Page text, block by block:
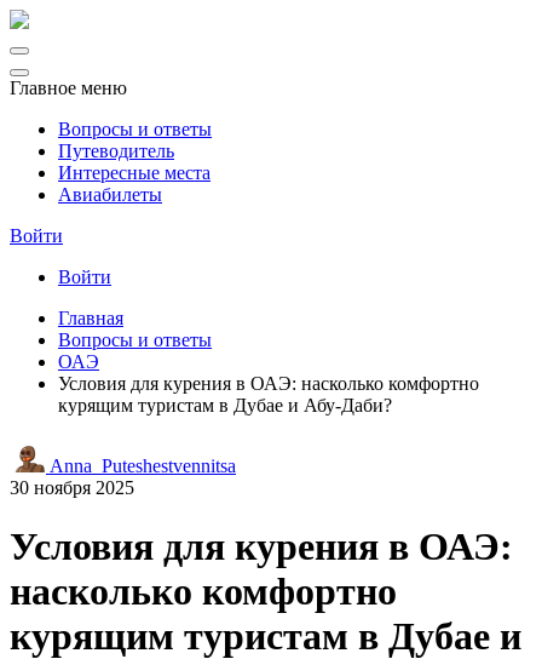
Главное меню
Вопросы и ответы
Путеводитель
Интересные места
Авиабилеты
Войти
Войти
Главная
Вопросы и ответы
ОАЭ
Условия для курения в ОАЭ: насколько комфортно
курящим туристам в Дубае и Абу-Даби?
Anna_Puteshestvennitsa
30 ноября 2025
Условия для курения в ОАЭ:
насколько комфортно
курящим туристам в Дубае и